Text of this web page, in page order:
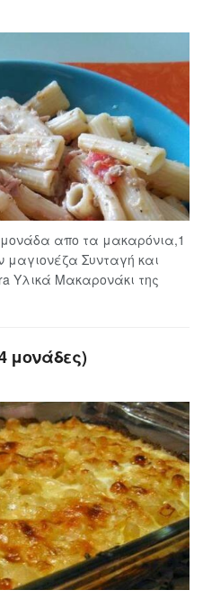
απο τα μακαρόνια,1
μαγιονέζα Συνταγή και
Υλικά Μακαρονάκι της
μονάδες)